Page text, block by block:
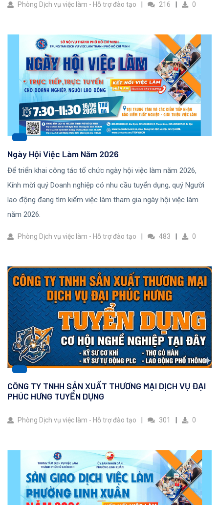
Phòng Dịch vụ việc làm - Hỗ trợ đào tạo 216 0
Ngày Hội Việc Làm Năm 2026
Để triển khai công tác tổ chức ngày hội việc làm năm 2026,
Kính mời quý Doanh nghiệp có nhu cầu tuyển dụng, quý Người
lao động đang tìm kiếm việc làm tham gia ngày hội việc làm
năm 2026.
Phòng Dịch vụ việc làm - Hỗ trợ đào tạo 483 0
CÔNG TY TNHH SẢN XUẤT THƯƠNG MẠI DỊCH VỤ ĐẠI
PHÚC HƯNG TUYỂN DỤNG
Phòng Dịch vụ việc làm - Hỗ trợ đào tạo 301 0